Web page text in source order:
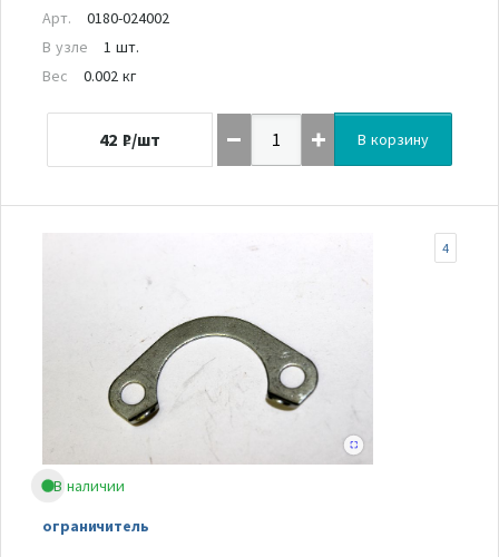
Арт.
0180-024002
В узле
1 шт.
Вес
0.002 кг
42 ₽/шт В корзину
В наличии
ограничитель
4